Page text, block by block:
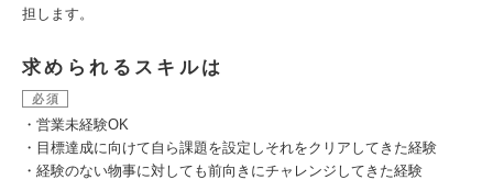
担します。
求められるスキルは
必須
・営業未経験OK
・目標達成に向けて自ら課題を設定しそれをクリアしてきた経験
・経験のない物事に対しても前向きにチャレンジしてきた経験